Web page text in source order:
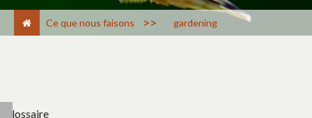
Ce que nous faisons > gardening
Glossaire